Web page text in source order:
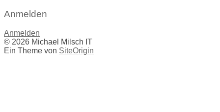
nach:
Anmelden
Anmelden
© 2026 Michael Milsch IT
Ein Theme von SiteOrigin